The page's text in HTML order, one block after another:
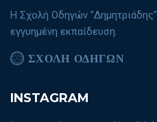
Η Σχολή Οδηγών
εγγυημένη εκπαίδευση.
ΣΧΟΛΗ ΟΔΗΓΩΝ
INSTAGRAM